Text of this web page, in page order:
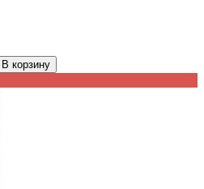
В корзину